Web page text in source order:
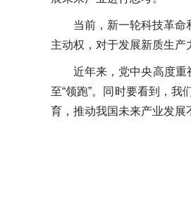
当前，新一轮科技革
主动权，对于发展新质生产
近年来，党中央高度重
至“领跑”。同时要看到，
育，推动我国未来产业发展